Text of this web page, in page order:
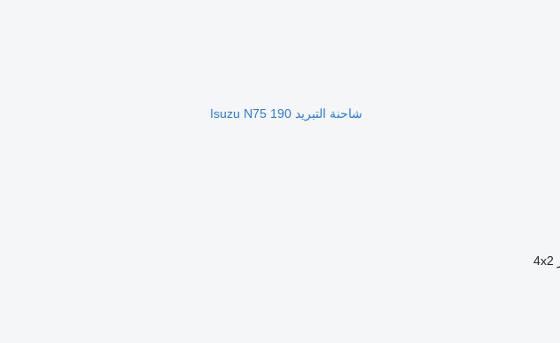
شاحنة التبريد Isuzu N75 190
4x2